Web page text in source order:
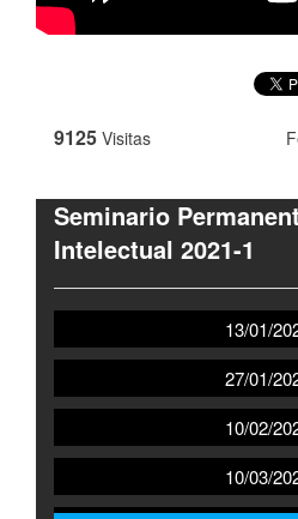
9125 Visitas
Seminario
Intelectual 2021-1
13/01/
27/01/
10/02/
10/03/